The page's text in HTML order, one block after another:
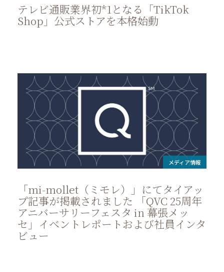
テレビ通販業界初*1となる「TikTok
Shop」公式ストアを本格始動
メディア情報
「mi-mollet（ミモレ）」にてタイアッ
プ記事が掲載されました 「QVC 25周年
アニバーサリーフェスタ in 幕張メッ
セ」イベントレポートおよび社員インタ
ビュー